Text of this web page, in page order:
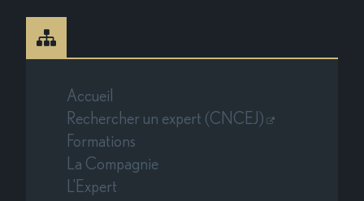
Accueil
Rechercher un expert (CNCEJ)
Formations
La Compagnie
L'Expert